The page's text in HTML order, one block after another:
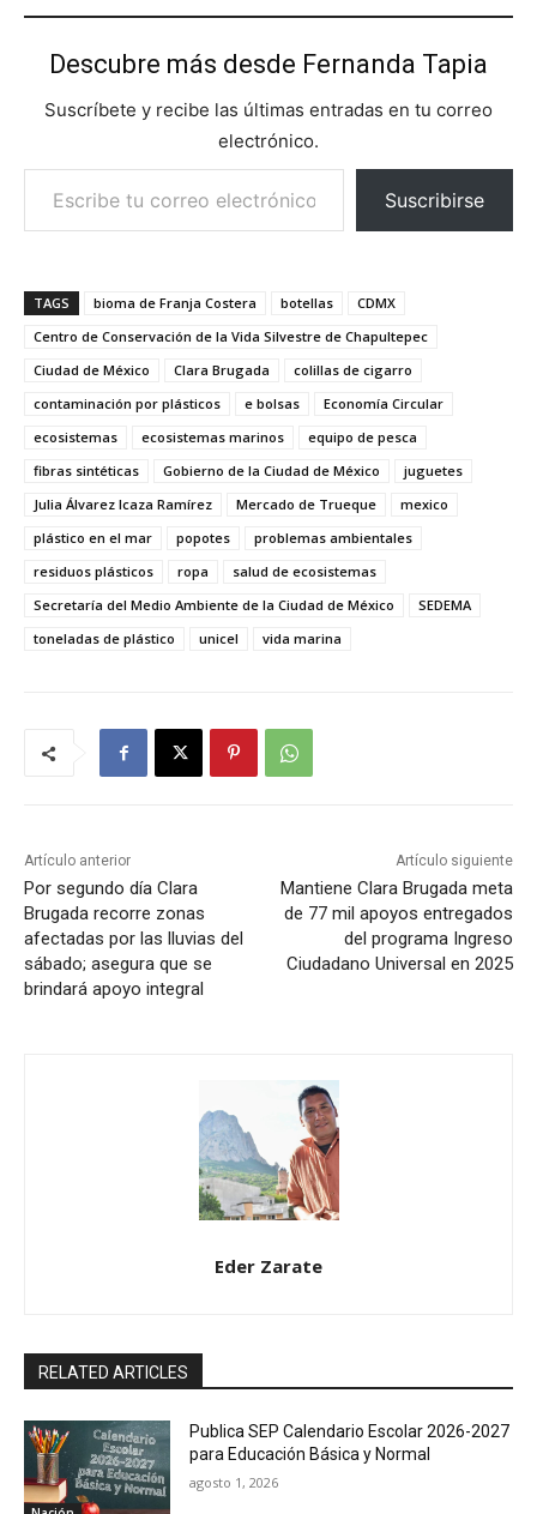
Descubre más desde Fernanda Tapia
Suscríbete y recibe las últimas entradas en tu correo
electrónico.
Escribe tu correo electrónico…
Suscribirse
TAGS bioma de Franja Costera botellas
CDMX
Centro de Conservación de la Vida Silvestre de Chapultepec
Ciudad de México
Clara Brugada
colillas de cigarro
contaminación por plásticos
e bolsas
Economía Circular
ecosistemas
ecosistemas marinos
equipo de pesca
fibras sintéticas
Gobierno de la Ciudad de México
juguetes
Julia Álvarez Icaza Ramírez
Mercado de Trueque
mexico
plástico en el mar
popotes
problemas ambientales
residuos plásticos
ropa
salud de ecosistemas
Secretaría del Medio Ambiente de la Ciudad de México
SEDEMA
toneladas de plástico
unicel vida marina
Artículo anterior
Por segundo día Clara
Brugada recorre zonas
afectadas por las lluvias del
sábado; asegura que se
brindará apoyo integral
Artículo siguiente
Mantiene Clara Brugada meta
de 77 mil apoyos entregados
del programa Ingreso
Ciudadano Universal en 2025
Eder Zarate
RELATED ARTICLES
Publica SEP Calendario Escolar 2026-2027
para Educación Básica y Normal
agosto 1, 2026